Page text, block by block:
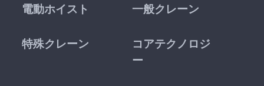
電動ホイスト 一般クレーン
特殊クレーン
コアテクノロジ
ー